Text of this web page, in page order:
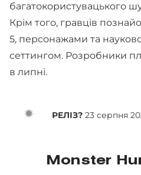
багатокористувацького
Крім того, гравців
5, персонажами та
сеттингом. Розробники
в липні.
РЕЛІЗ? 23 серпня
Monster